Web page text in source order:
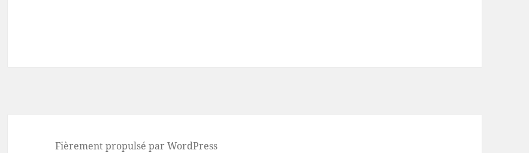
Fièrement propulsé par WordPress